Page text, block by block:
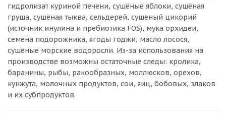
гидролизат куриной печени, сушёные яблоки, сушёная
груша, сушёная тыква, сельдерей, сушёный цикорий
(источник инулина и пребиотика FOS), мука орхидеи,
семена подорожника, ягоды годжи, масло лосося,
сушёные морские водоросли. Из-за использования на
производстве возможны остаточные следы: кролика,
баранины, рыбы, ракообразных, моллюсков, орехов,
кунжута, молочных продуктов, сои, яиц, бобовых, злаков
и их субпродуктов.